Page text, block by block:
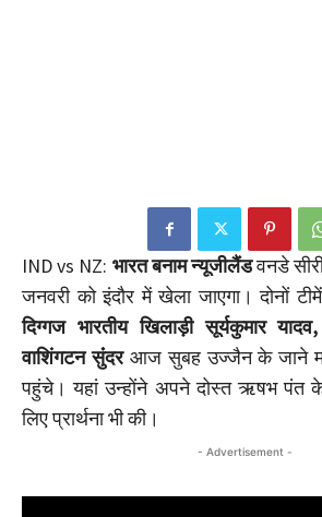
IND vs NZ: भारत बनाम न्यूजीलैंडवनडे
जनवरी को इंदौर में खेला जाएगा। दोनों
दिग्गज भारतीय खिलाड़ी सूर्यकुमार
वाशिंगटन सुंंदरआज सुबह उज्जैन के जाने
पहुंचे। यहां उन्होंने अपने दोस्त ऋषभ पंत
लिए प्रार्थना भी की।
- Advertisement -